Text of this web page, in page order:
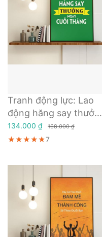
Tranh động lực: Lao
động hăng say thưởng
ngay cuối tháng
134.000 ₫ 168.000 ₫
★★★★★
★★★★★
★★★★★7